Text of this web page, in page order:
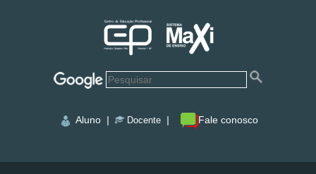
Aluno | Docente | Fale conosco